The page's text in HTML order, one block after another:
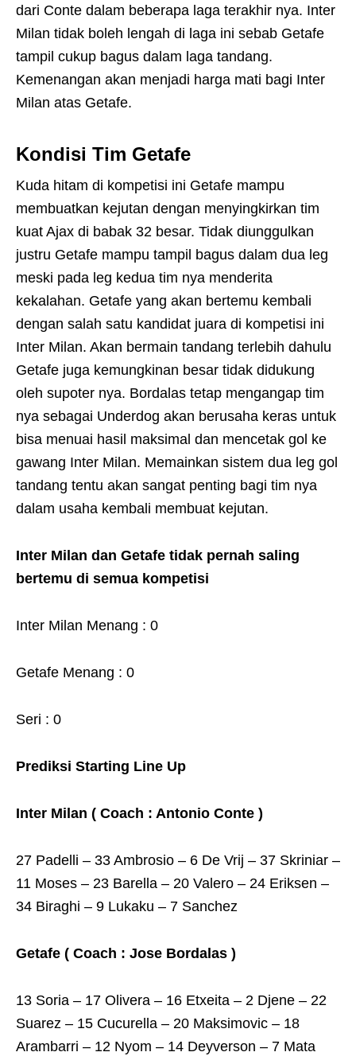
dari Conte dalam beberapa laga terakhir nya. Inter
Milan tidak boleh lengah di laga ini sebab Getafe
tampil cukup bagus dalam laga tandang.
Kemenangan akan menjadi harga mati bagi Inter
Milan atas Getafe.
Kondisi Tim Getafe
Kuda hitam di kompetisi ini Getafe mampu
membuatkan kejutan dengan menyingkirkan tim
kuat Ajax di babak 32 besar. Tidak diunggulkan
justru Getafe mampu tampil bagus dalam dua leg
meski pada leg kedua tim nya menderita
kekalahan. Getafe yang akan bertemu kembali
dengan salah satu kandidat juara di kompetisi ini
Inter Milan. Akan bermain tandang terlebih dahulu
Getafe juga kemungkinan besar tidak didukung
oleh supoter nya. Bordalas tetap mengangap tim
nya sebagai Underdog akan berusaha keras untuk
bisa menuai hasil maksimal dan mencetak gol ke
gawang Inter Milan. Memainkan sistem dua leg gol
tandang tentu akan sangat penting bagi tim nya
dalam usaha kembali membuat kejutan.
Inter Milan dan Getafe tidak pernah saling
bertemu di semua kompetisi
Inter Milan Menang : 0
Getafe Menang : 0
Seri : 0
Prediksi Starting Line Up
Inter Milan ( Coach : Antonio Conte )
27 Padelli – 33 Ambrosio – 6 De Vrij – 37 Skriniar –
11 Moses – 23 Barella – 20 Valero – 24 Eriksen –
34 Biraghi – 9 Lukaku – 7 Sanchez
Getafe ( Coach : Jose Bordalas )
13 Soria – 17 Olivera – 16 Etxeita – 2 Djene – 22
Suarez – 15 Cucurella – 20 Maksimovic – 18
Arambarri – 12 Nyom – 14 Deyverson – 7 Mata